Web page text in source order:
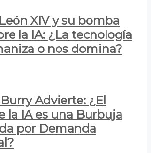
XIV y su bomba
la IA: ¿La tecnología
o nos domina?
Advierte: ¿El
la IA es una Burbuja
por Demanda